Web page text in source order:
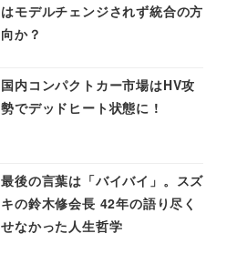
はモデルチェンジされず統合の方
向か？
国内コンパクトカー市場はHV攻
勢でデッドヒート状態に !
最後の言葉は「バイバイ」。スズ
キの鈴木修会長 42年の語り尽く
せなかった人生哲学